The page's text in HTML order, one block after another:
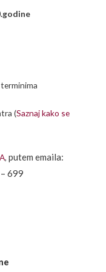
(Saznaj kako se
, putem emaila:
699